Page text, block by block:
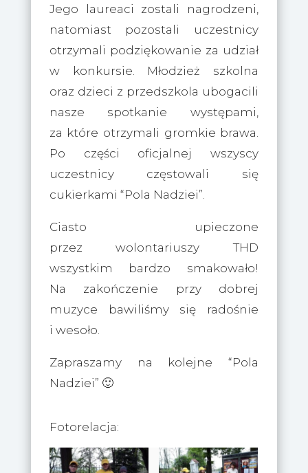
Jego laureaci zostali nagrodzeni,
natomiast pozostali uczestnicy
otrzymali podziękowanie za udział
w konkursie. Młodzież szkolna
oraz dzieci z przedszkola ubogacili
nasze spotkanie występami,
za które otrzymali gromkie brawa.
Po części oficjalnej wszyscy
uczestnicy częstowali się
cukierkami “Pola Nadziei”.
Ciasto upieczone
przez wolontariuszy THD
wszystkim bardzo smakowało!
Na zakończenie przy dobrej
muzyce bawiliśmy się radośnie
i wesoło.
Zapraszamy na kolejne “Pola
Nadziei” 🙂
Fotorelacja: